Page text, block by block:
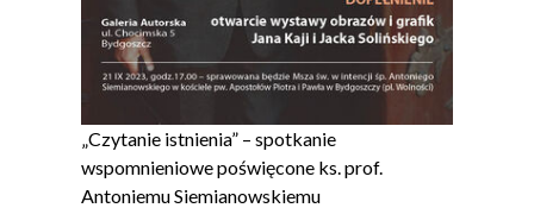
„Czytanie istnienia” – spotkanie
wspomnieniowe poświęcone ks. prof.
Antoniemu Siemianowskiemu